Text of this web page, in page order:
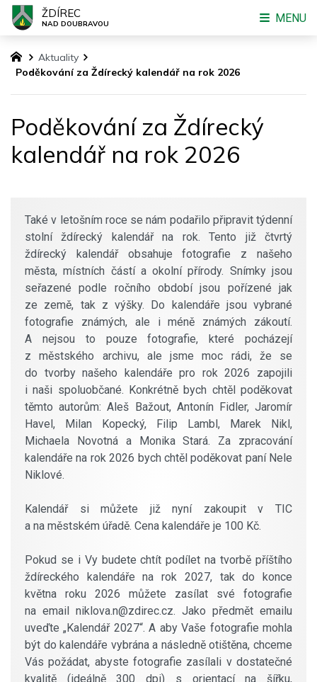
Aktuality
Poděkování za Ždírecký kalendář na rok 2026
Poděkování za Ždírecký
kalendář na rok 2026
Také v letošním roce se nám podařilo připravit týdenní
stolní ždírecký kalendář na rok. Tento již čtvrtý
ždírecký kalendář obsahuje fotografie z našeho
města, místních částí a okolní přírody. Snímky jsou
seřazené podle ročního období jsou pořízené jak
ze země, tak z výšky. Do kalendáře jsou vybrané
fotografie známých, ale i méně známých zákoutí.
A nejsou to pouze fotografie, které pocházejí
z městského archivu, ale jsme moc rádi, že se
do tvorby našeho kalendáře pro rok 2026 zapojili
i naši spoluobčané. Konkrétně bych chtěl poděkovat
těmto autorům: Aleš Bažout, Antonín Fidler, Jaromír
Havel, Milan Kopecký, Filip Lambl, Marek Nikl,
Michaela Novotná a Monika Stará. Za zpracování
kalendáře na rok 2026 bych chtěl poděkovat paní Nele
Niklové.
Kalendář si můžete již nyní zakoupit v TIC
a na městském úřadě. Cena kalendáře je 100 Kč.
Pokud se i Vy budete chtít podílet na tvorbě příštího
ždíreckého kalendáře na rok 2027, tak do konce
května roku 2026 můžete zasílat své fotografie
na email niklova.n@zdirec.cz. Jako předmět emailu
uveďte „Kalendář 2027“. A aby Vaše fotografie mohla
být do kalendáře vybrána a následně otištěna, chceme
Vás požádat, abyste fotografie zasílali v dostatečné
kvalitě (ideálně 300 dpi) s orientací na šířku,
ŽDÍREC
NAD DOUBRAVOU MENU